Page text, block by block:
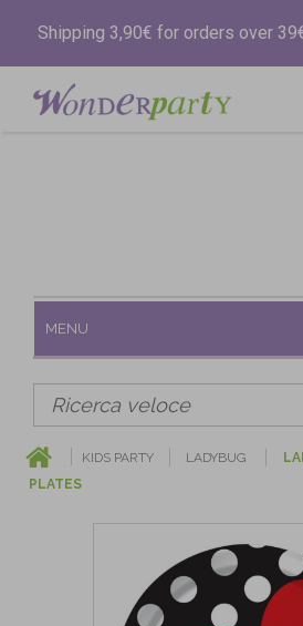
Shipping 3,90€ for orders over
MENU
KIDS PARTY LADYBUG
PLATES